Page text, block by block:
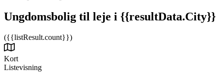
Ungdomsbolig til leje i {{resultData.City}}
({{listResult.count}})
Kort
Listevisning